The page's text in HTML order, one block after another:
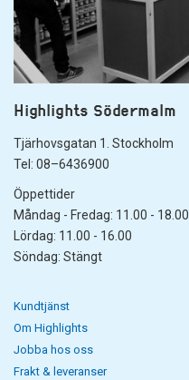
Highlights Södermalm
Tjärhovsgatan 1. Stockholm
Tel: 08–6436900
Öppettider
Måndag - Fredag: 11.00 - 18.00
Lördag: 11.00 - 16.00
Söndag: Stängt
Kundtjänst
Om Highlights
Jobba hos oss
Frakt & leveranser